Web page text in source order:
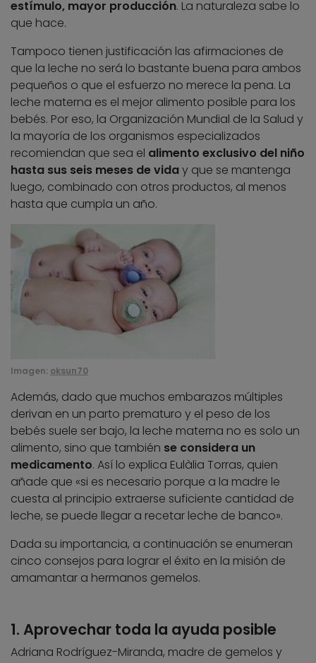
estímulo, mayor producción. La naturaleza sabe lo
que hace.
Tampoco tienen justificación las afirmaciones de
que la leche no será lo bastante buena para ambos
pequeños o que el esfuerzo no merece la pena. La
leche materna es el mejor alimento posible para los
bebés. Por eso, la Organización Mundial de la Salud y
la mayoría de los organismos especializados
recomiendan que sea el alimento exclusivo del niño
hasta sus seis meses de viday que se mantenga
luego, combinado con otros productos, al menos
hasta que cumpla un año.
Imagen: oksun70
Además, dado que muchos embarazos múltiples
derivan en un parto prematuro y el peso de los
bebés suele ser bajo, la leche materna no es solo un
alimento, sino que también se considera un
medicamento. Así lo explica Eulàlia Torras, quien
añade que «si es necesario porque a la madre le
cuesta al principio extraerse suficiente cantidad de
leche, se puede llegar a recetar leche de banco».
Dada su importancia, a continuación se enumeran
cinco consejos para lograr el éxito en la misión de
amamantar a hermanos gemelos.
1. Aprovechar toda la ayuda posible
Adriana Rodríguez-Miranda, madre de gemelos y